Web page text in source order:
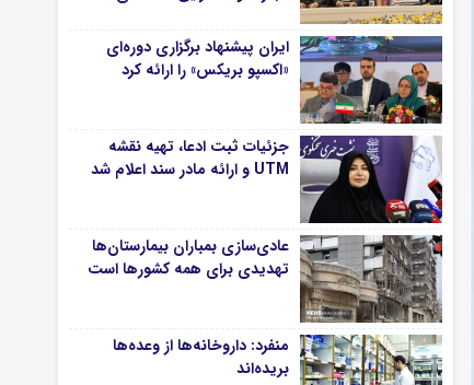
ایران پیشنهاد برگزاری دوره‌ای
«اکسپو بریکس» را ارائه کرد
جزئیات ثبت ادعا، تهیه نقشه
UTM و ارائه مادر سند اعلام شد
عادی‌سازی بمباران بیمارستان‌ها
تهدیدی برای همه کشورها است
منفرد: داروخانه‌ها از وعده‌ها
بریده‌اند